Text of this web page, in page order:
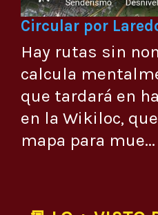
Circular por
Hay rutas sin
calcula
que tardará en
en la Wikiloc,
mapa para mue...